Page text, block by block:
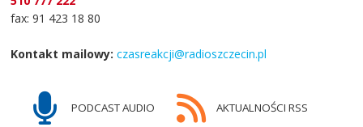
fax: 91 423 18 80
Kontakt mailowy: czasreakcji@radioszczecin.pl
PODCAST AUDIO AKTUALNOŚCI RSS